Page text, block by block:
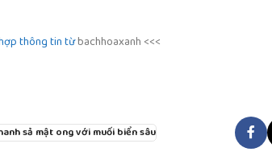
thông tin từbachhoaxanh <<<
sả mật ong với muối biển sâu